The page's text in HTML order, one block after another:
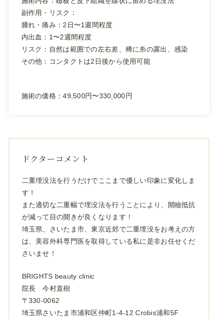
副作用・リスク：
腫れ・痛み：2日〜1週間程度
内出血：1〜2週間程度
リスク：自然は範囲での左右差、稀に糸の露出、感染
その他：コンタクトは2日後から使用可能
施術の価格：49,500円〜330,000円
ドクターコメント
二重埋没法を行うだけでここまで優しい印象に変化しま
す！
また適切な二重幅で埋没法を行うことにより、開瞼抵抗
が減って目の開きが良くなります！
埼玉県、さいたま市、東京近郊で二重埋没をお考えの方
は、美容外科専門医を取得している私に是非お任せくだ
さいませ！
BRIGHTS beauty clinic
院長 今村直樹
〒330-0062
埼玉県さいたま市浦和区仲町1-4-12 Crobis浦和5F